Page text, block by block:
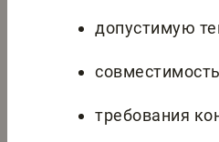
допустимую
требования